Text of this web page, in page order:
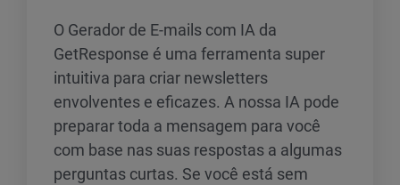
O Gerador de E-mails com IA da
GetResponse é uma ferramenta super
intuitiva para criar newsletters
envolventes e eficazes. A nossa IA pode
preparar toda a mensagem para você
com base nas suas respostas a algumas
perguntas curtas. Se você está sem